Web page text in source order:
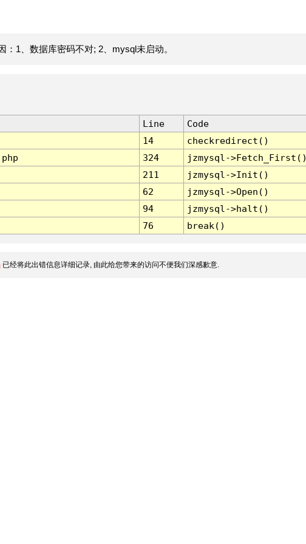
1、数据库密码不对; 2、mysql未启动。
Line
Code
14
checkredirect()
324
jzmysql-
211
jzmysql->Init()
62
jzmysql->Open()
94
jzmysql->halt()
76 break()
已经将此出错信息详细记录, 由此给您带来的访问不便我们深感歉意.